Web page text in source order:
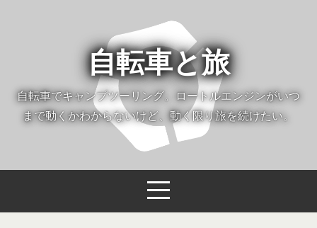
自転車と旅
自転車でキャンプツーリング。ロートルエンジンがいつ
まで動くかわからないけど、動く限り旅を続けたい。